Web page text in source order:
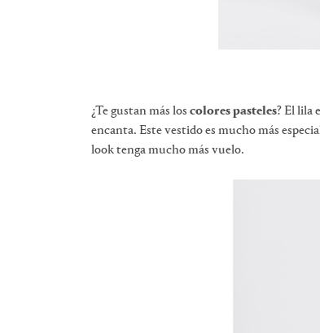
¿Te gustan más los colores pasteles? El lila
encanta. Este vestido es mucho más
look tenga mucho más vuelo.